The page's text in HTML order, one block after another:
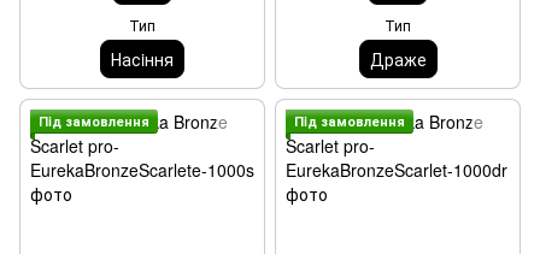
Тип
Насiння
Тип
Драже
Пiд замовлення Пiд замовлення